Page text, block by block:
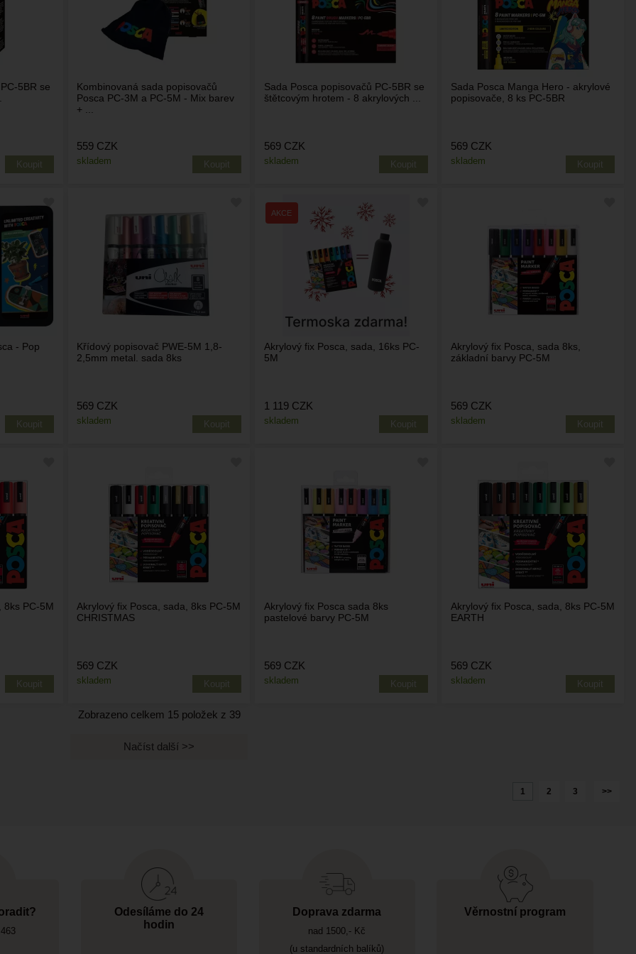
5BR se
Kombinovaná sada popisovačů
Posca PC-3M a PC-5M - Mix barev
+ ...
skladem
559 CZK
Sada Posca popisovačů PC-5BR se
štětcovým hrotem - 8 akrylových ...
skladem
569 CZK
Sada Posca Manga Hero - akrylové
popisovače, 8 ks PC-5BR
skladem
569 CZK
- Pop
Křídový popisovač PWE-5M 1,8-
2,5mm metal. sada 8ks
skladem
569 CZK
Akrylový fix Posca, sada, 16ks PC-
5M
skladem
1 119 CZK
Akrylový fix Posca, sada 8ks,
základní barvy PC-5M
skladem
569 CZK
8ks PC-5M
Akrylový fix Posca, sada, 8ks PC-5M
CHRISTMAS
skladem
569 CZK
Akrylový fix Posca sada 8ks
pastelové barvy PC-5M
skladem
569 CZK
Akrylový fix Posca, sada, 8ks PC-5M
EARTH
skladem
569 CZK
Zobrazeno celkem 15položek z 39
1 2 3 >>
Odesíláme do 24
hodin
Doprava zdarma
nad 1500,- Kč
(u standardních balíků)
Věrnostní program